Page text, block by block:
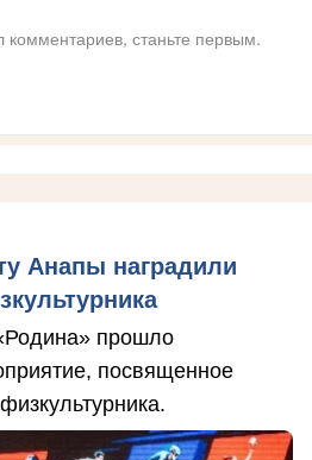
комментариев, станьте первым.
Анапы наградили
прошло
посвященное